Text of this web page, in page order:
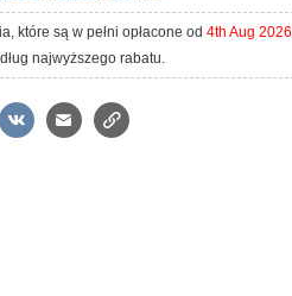
które są w pełni opłacone od 4th Aug 2026
najwyższego rabatu.